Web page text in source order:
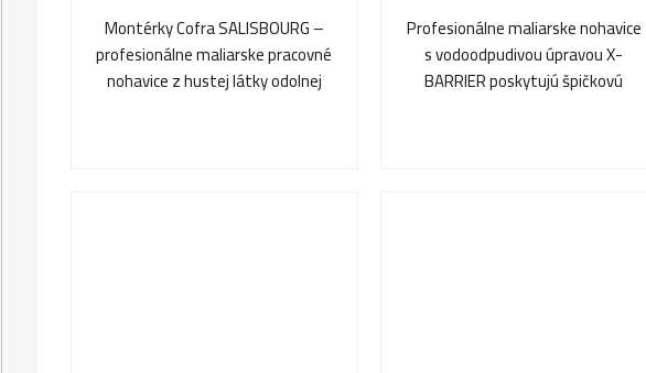
Montérky Cofra SALISBOURG –
profesionálne maliarske pracovné
nohavice z hustej látky odolnej
Profesionálne maliarske nohavice
s vodoodpudivou úpravou X-
BARRIER poskytujú špičkovú